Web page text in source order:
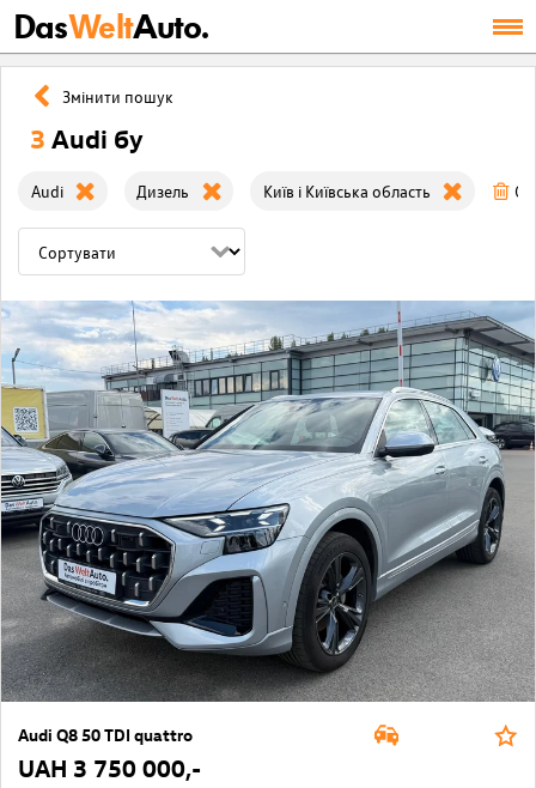
DasWeltAuto.
Змінити пошук
3 Audi бу
Audi Дизель Київ і Київська область
Audi Q8 50 TDI quattro
UAH 3 750 000,-